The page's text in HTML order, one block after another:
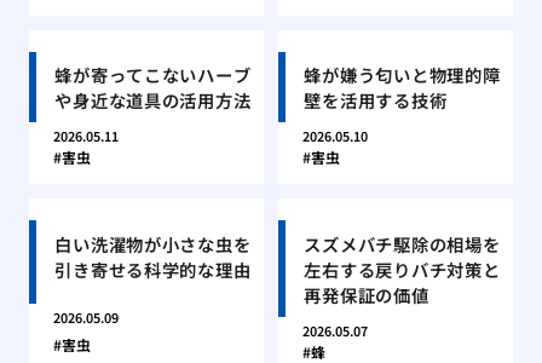
蜂が寄ってこないハーブ
や身近な道具の活用方法
2026.05.11
害虫
蜂が嫌う匂いと物理的障
壁を活用する技術
2026.05.10
害虫
白い洗濯物が小さな虫を
引き寄せる科学的な理由
2026.05.09
害虫
スズメバチ駆除の相場を
左右する戻りバチ対策と
再発保証の価値
2026.05.07
蜂